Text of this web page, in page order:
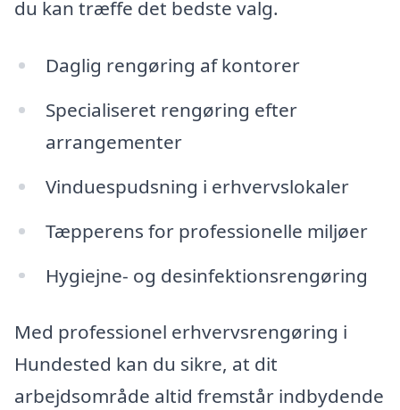
du kan træffe det bedste valg.
Daglig rengøring af kontorer
Specialiseret rengøring efter
arrangementer
Vinduespudsning i erhvervslokaler
Tæpperens for professionelle miljøer
Hygiejne- og desinfektionsrengøring
Med professionel erhvervsrengøring i
Hundested kan du sikre, at dit
arbejdsområde altid fremstår indbydende